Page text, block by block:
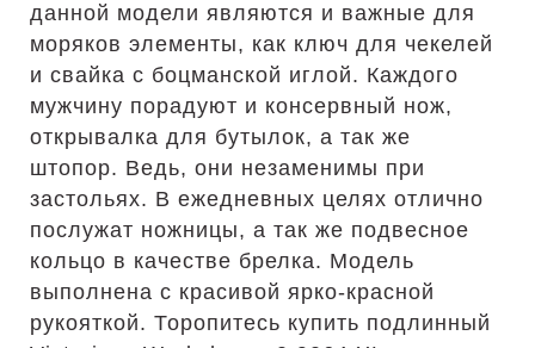
данной модели являются и важные для
моряков элементы, как ключ для чекелей
и свайка с боцманской иглой. Каждого
мужчину порадуют и консервный нож,
открывалка для бутылок, а так же
штопор. Ведь, они незаменимы при
застольях. В ежедневных целях отлично
послужат ножницы, а так же подвесное
кольцо в качестве брелка. Модель
выполнена с красивой ярко-красной
рукояткой. Торопитесь купить подлинный